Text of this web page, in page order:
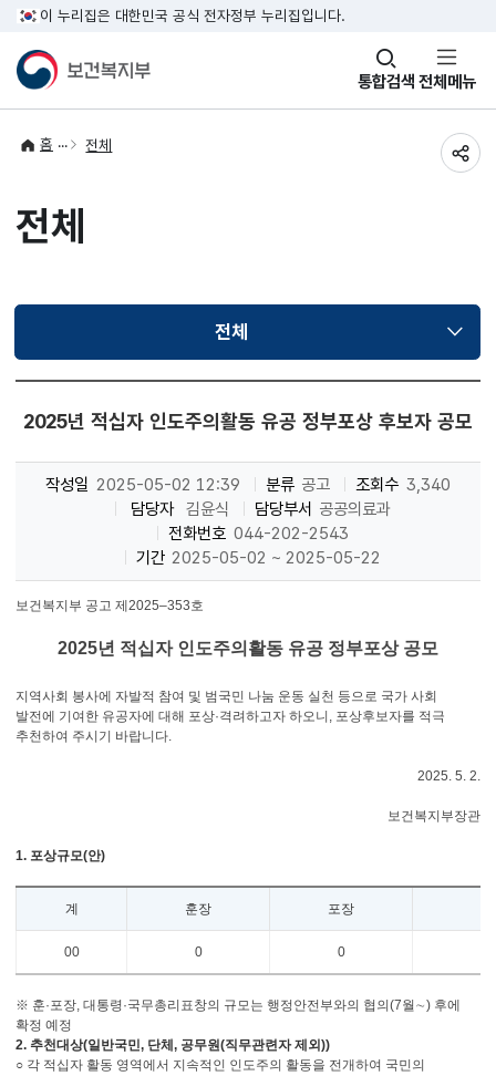
이 누리집은 대한민국 공식 전자정부 누리집입니다.
통합검색
창
열기 전체메뉴
홈 전체
전체
전체선택됨
2025년 적십자 인도주의활동 유공 정부포상 후보자 공모
작성일 2025-05-02 12:39 분류 공고 조회수 3,340
담당자 김윤식 담당부서 공공의료과
전화번호 044-202-2543
기간 2025-05-02 ~ 2025-05-22
보건복지부 공고 제2025–353호
2025년 적십자 인도주의활동 유공 정부포상 공모
지역사회 봉사에 자발적 참여 및 범국민 나눔 운동 실천 등으로 국가 사회
발전에 기여한 유공자에 대해 포상·격려하고자 하오니, 포상후보자를 적극
추천하여 주시기 바랍니다.
2025. 5. 2.
보건복지부장관
1. 포상규모(안)
계 훈장 포장
00 0 0
※ 훈·포장, 대통령·국무총리표창의 규모는 행정안전부와의 협의(7월∼) 후에
확정 예정
2. 추천대상(일반국민, 단체, 공무원(직무관련자 제외))
○ 각 적십자 활동 영역에서 지속적인 인도주의 활동을 전개하여 국민의